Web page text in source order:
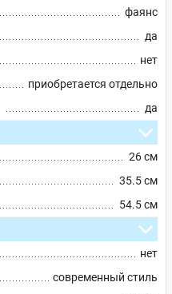
фаянс
да
нет
приобретается отдельно
да
26 см
35.5 см
54.5 см
нет
современный стиль